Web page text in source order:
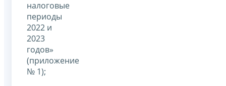
налоговые
периоды
2022 и
2023
годов»
(приложение
№ 1);